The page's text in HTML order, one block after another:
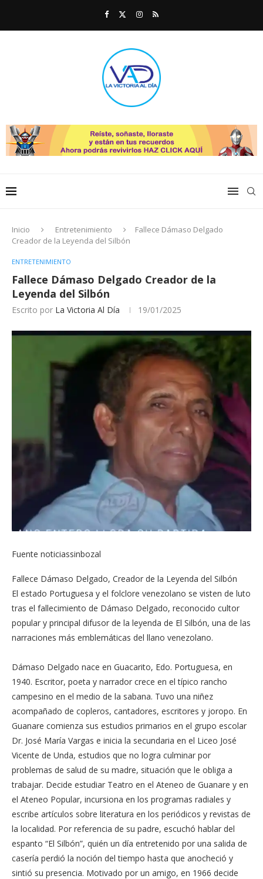
Inicio Entretenimiento
Fallece Dámaso Delgado
Creador de la Leyenda del Silbón⁣
ENTRETENIMIENTO
Fallece Dámaso Delgado Creador de la
Leyenda del Silbón⁣
Escrito por La Victoria Al Día 19/01/2025
Fuente noticiassinbozal
Fallece Dámaso Delgado, Creador de la Leyenda del Silbón⁣
El estado Portuguesa y el folclore venezolano se visten de luto
tras el fallecimiento de Dámaso Delgado, reconocido cultor
popular y principal difusor de la leyenda de El Silbón, una de las
narraciones más emblemáticas del llano venezolano.⁣
Dámaso Delgado nace en Guacarito, Edo. Portuguesa, en
1940. Escritor, poeta y narrador crece en el típico rancho
campesino en el medio de la sabana. Tuvo una niñez
acompañado de copleros, cantadores, escritores y joropo. En
Guanare comienza sus estudios primarios en el grupo escolar
Dr. José María Vargas e inicia la secundaria en el Liceo José
Vicente de Unda, estudios que no logra culminar por
problemas de salud de su madre, situación que le obliga a
trabajar. Decide estudiar Teatro en el Ateneo de Guanare y en
el Ateneo Popular, incursiona en los programas radiales y
escribe artículos sobre literatura en los periódicos y revistas de
la localidad. Por referencia de su padre, escuchó hablar del
espanto “El Silbón”, quién un día entretenido por una salida de
casería perdió la noción del tiempo hasta que anocheció y
sintió su presencia. Motivado por un amigo, en 1966 decide